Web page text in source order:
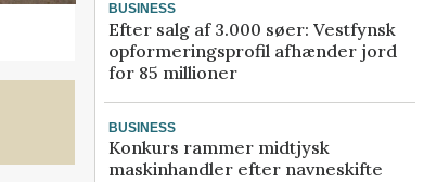
BUSINESS
Efter salg af 3.000 søer: Vestfynsk
opformeringsprofil afhænder jord
for 85 millioner
BUSINESS
Konkurs rammer midtjysk
maskinhandler efter navneskifte